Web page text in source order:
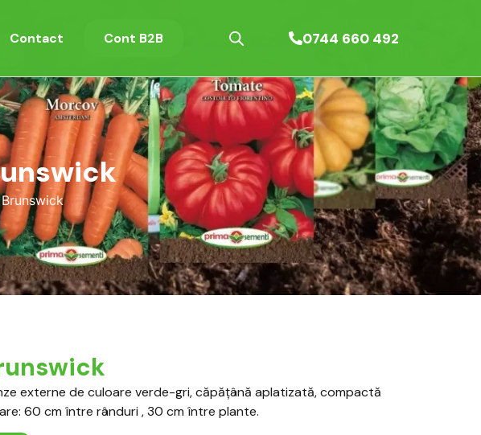
Contact Cont B2B 0744 660 492
externe de culoare verde-gri, căpățână aplatizată, compactă
60 cm între rânduri , 30 cm între plante.